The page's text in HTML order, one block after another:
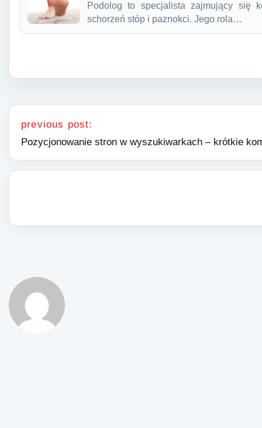
Podolog to specjalista zajmujący się
schorzeń stóp i paznokci. Jego rola…
Nawigacja wpisu
previous post:
Pozycjonowanie stron w wyszukiwarkach – krótkie